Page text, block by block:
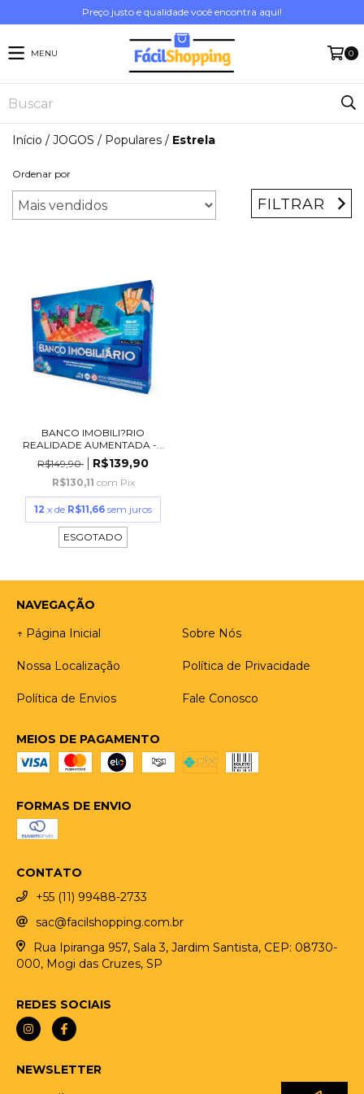
Preço justo e qualidade você encontra aqui!
MENU 0
Início / JOGOS / Populares / Estrela
Ordenar por
FILTRAR
BANCO IMOBILI?RIO
REALIDADE AUMENTADA -...
R$149,90
R$139,90
R$130,11 com Pix
12 x de R$11,66 sem juros
ESGOTADO
NAVEGAÇÃO
↑ Página Inicial
Sobre Nós
Nossa Localização Política de Privacidade
Política de Envios Fale Conosco
MEIOS DE PAGAMENTO
FORMAS DE ENVIO
CONTATO
+55 (11) 99488-2733
sac@facilshopping.com.br
Rua Ipiranga 957, Sala 3, Jardim Santista, CEP: 08730-
000, Mogi das Cruzes, SP
REDES SOCIAIS
NEWSLETTER